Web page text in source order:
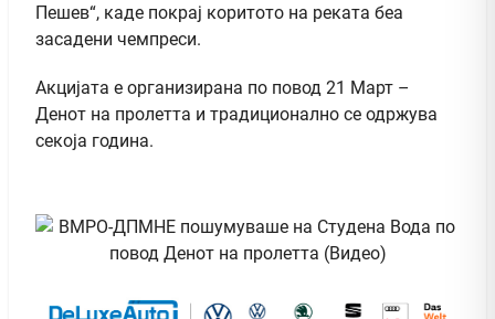
Пешев“, каде покрај коритото на реката беа
засадени чемпреси.
Акцијата е организирана по повод 21 Март –
Денот на пролетта и традиционално се одржува
секоја година.